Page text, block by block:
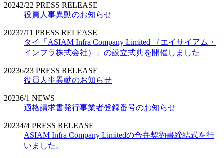
20242/22 PRESS RELEASE
役員人事異動のお知らせ
20237/11 PRESS RELEASE
タイ「ASIAM Infra Company Limited （エイサイアム・
インフラ株式会社）」の設立式典を開催しました
20236/23 PRESS RELEASE
役員人事異動のお知らせ
20236/1 NEWS
適格請求書発行事業者登録番号のお知らせ
20234/4 PRESS RELEASE
ASIAM Infra Company Limitedの合弁契約書締結式を行
いました。